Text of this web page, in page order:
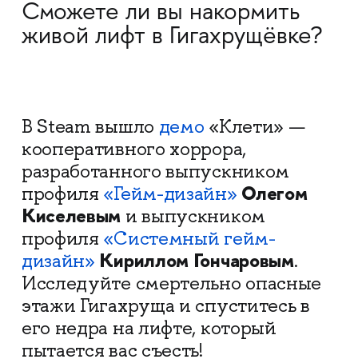
Сможете ли вы накормить
живой лифт в Гигахрущёвке?
В Steam вышло демо «Клети» —
кооперативного хоррора,
разработанного выпускником
профиля «Гейм-дизайн» Олегом
Киселевым и выпускником
профиля «Системный гейм-
дизайн» Кириллом Гончаровым.
Исследуйте смертельно опасные
этажи Гигахруща и спуститесь в
его недра на лифте, который
пытается вас съесть!